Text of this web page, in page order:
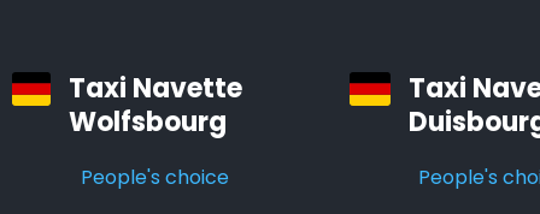
Taxis d’aéroport à Francfort-Hahn
Infos pratiques à savoir sur les navettes d’aéroport
Taxi Navette
Wolfsbourg
People's choice
Taxi
People's